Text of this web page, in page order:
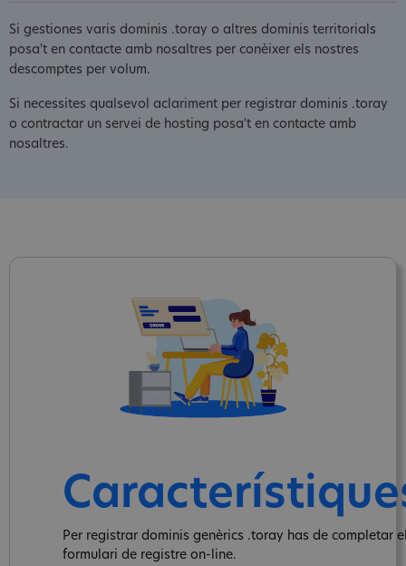
Si gestiones varis dominis .toray o altres dominis territorials
posa't en contacte amb nosaltres per conèixer els nostres
descomptes per volum.
Si necessites qualsevol aclariment per registrar dominis .toray
o contractar un servei de hosting posa't en contacte amb
nosaltres.
Per registrar dominis genèrics .toray has de completar
formulari de registre on-line.